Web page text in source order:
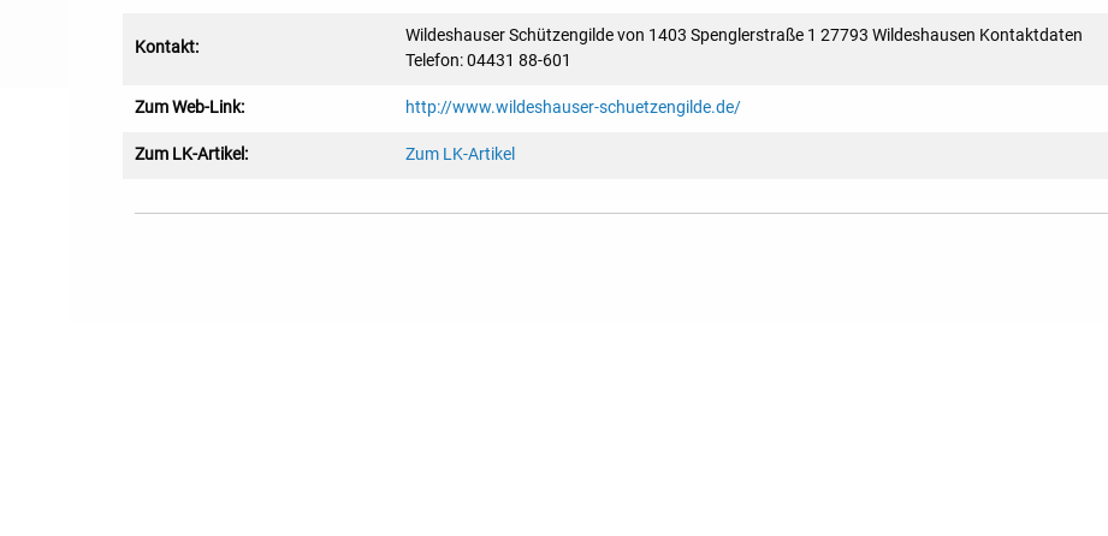
Kontakt:
Wildeshauser Schützengilde von 1403 Spenglerstraße 1 27793 Wildeshausen Kontaktdaten
Telefon: 04431 88-601
Zum Web-Link: http://www.wildeshauser-schuetzengilde.de/
Zum LK-Artikel: Zum LK-Artikel